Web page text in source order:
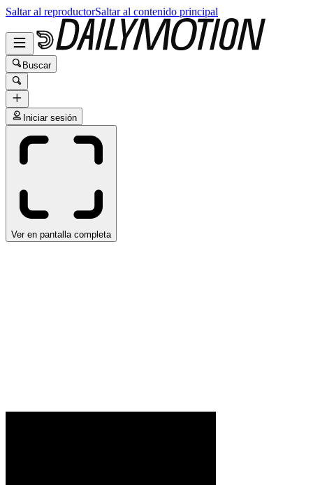
Saltar al reproductorSaltar al contenido principal
Buscar
Iniciar sesión
Ver en pantalla completa